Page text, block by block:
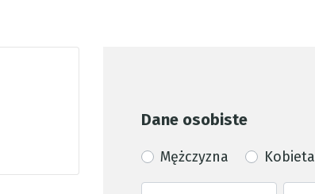
Dane osobiste
Mężczyzna Kobieta